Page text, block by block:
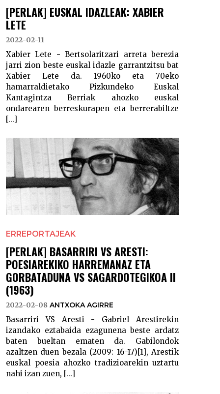
[PERLAK] EUSKAL IDAZLEAK: XABIER
LETE
2022-02-11
Xabier Lete - Bertsolaritzari arreta berezia
jarri zion beste euskal idazle garrantzitsu bat
Xabier Lete da. 1960ko eta 70eko
hamarraldietako Pizkundeko Euskal
Kantagintza Berriak ahozko euskal
ondarearen berreskurapen eta berrerabiltze
[...]
ERREPORTAJEAK
[PERLAK] BASARRIRI VS ARESTI:
POESIAREKIKO HARREMANAZ ETA
GORBATADUNA VS SAGARDOTEGIKOA II
(1963)
2022-02-08 ANTXOKA AGIRRE
Basarriri VS Aresti - Gabriel Arestirekin
izandako eztabaida ezagunena beste ardatz
baten bueltan ematen da. Gabilondok
azaltzen duen bezala (2009: 16-17)[1], Arestik
euskal poesia ahozko tradizioarekin uztartu
nahi izan zuen, [...]